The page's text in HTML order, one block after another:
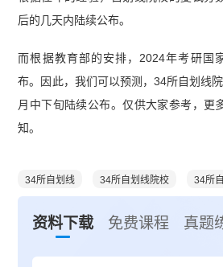
后的几天内陆续公布。
而根据教育部的安排，2024年考研国
布。因此，我们可以预测，34所自划线
月中下旬陆续公布。仅供大家参考，更
知。
34所自划线 34所自划线院校 34所
资料下载 免费课程 真题